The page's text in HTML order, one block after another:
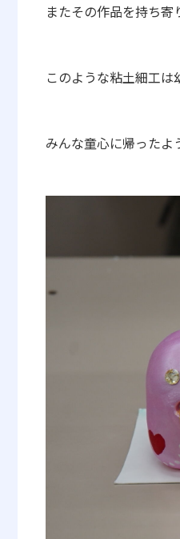
またその作品を持ち寄
このような粘土細工は
みんな童心に帰ったよ